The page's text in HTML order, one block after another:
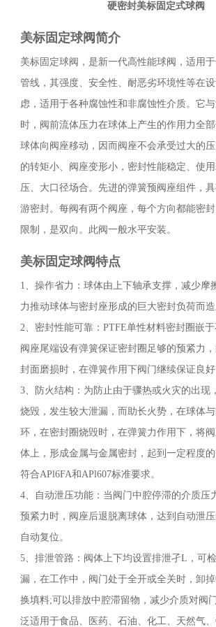
硬密封美标固定式球阀
美标固定球阀简介
美标固定球阀，是新一代高性能球阀，适用
管线，其强度、安全性、耐恶劣环境性等在
虑，适用于各种腐蚀性和非腐蚀性介质。它
时，阀前流体压力在球体上产生的作用力全
球体向阀座移动，因而阀座不会承受过大的
的转矩小、阀座变形小，密封性能稳定、使
压、大口径场合。先进的弹簧预阀座组件，
游密封。每阀有两个阀座，每个方向都能密
限制，是双向。此阀一般水平安装。
美标固定球阀特点
1、操作省力：球体由上下轴承支撑，减少摩
力推动球体与密封座形成的巨大密封负荷而造
2、密封性能可靠：PTFE单性材料密封圈嵌
阀座尾端设有弹簧保证密封圈足够的预紧力
封面磨损时，在弹簧作用下阀门继续保证良好
3、防火结构：为防止由于骤热或火灾的出现
烧毁，发生较大泄漏，而助长火势，在球体
环，在密封圈烧毁时，在弹簧力作用下，将
体上，形成金属与金属密封，起到一定程度
符合APl6FA和APl607标准要求。
4、自动泄压功能：当阀门中腔停滞的介质压
预紧力时，阀座后退脱离球体，达到自动泄
自动复位。
5、排泄管路：阀体上下均设置排泄孑L，可
漏，在工作中，阀门处于全开或全关时，卸
换填料;可以排放中腔滞留物，减少介质对阀
泛适用于食品、医药、石油、化工、天然气